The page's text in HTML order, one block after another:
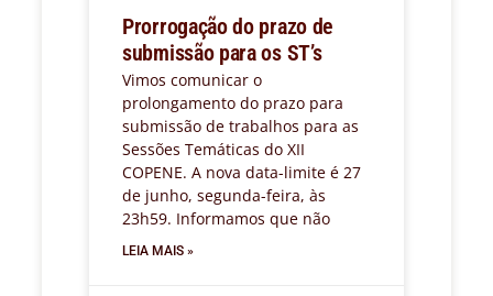
Prorrogação do prazo de
submissão para os ST’s
Vimos comunicar o
prolongamento do prazo para
submissão de trabalhos para as
Sessões Temáticas do XII
COPENE. A nova data-limite é 27
de junho, segunda-feira, às
23h59. Informamos que não
LEIA MAIS »